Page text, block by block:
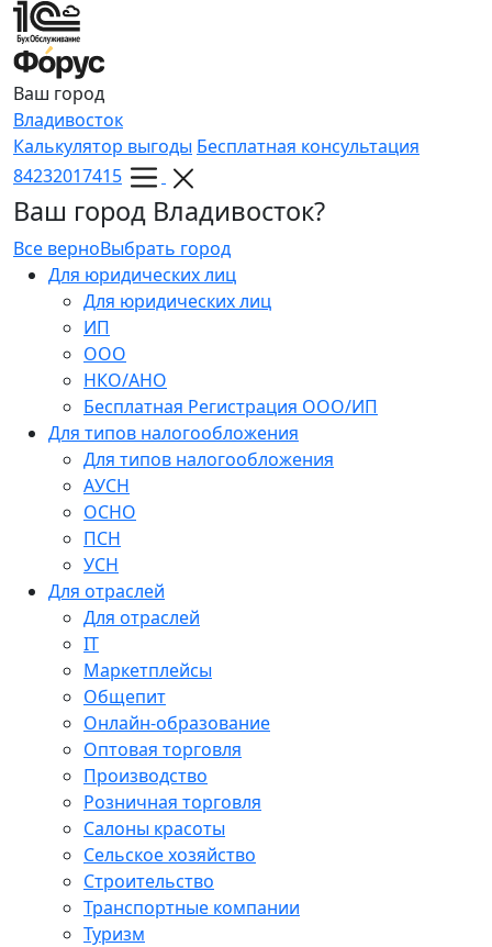
Ваш город
Владивосток
Калькулятор выгоды Бесплатная консультация
84232017415
Ваш город Владивосток?
Все верноВыбрать город
Для юридических лиц
Для юридических лиц
ИП
ООО
НКО/АНО
Бесплатная Регистрация ООО/ИП
Для типов налогообложения
Для типов налогообложения
АУСН
ОСНО
ПСН
УСН
Для отраслей
Для отраслей
IT
Маркетплейсы
Общепит
Онлайн-образование
Оптовая торговля
Производство
Розничная торговля
Салоны красоты
Сельское хозяйство
Строительство
Транспортные компании
Туризм